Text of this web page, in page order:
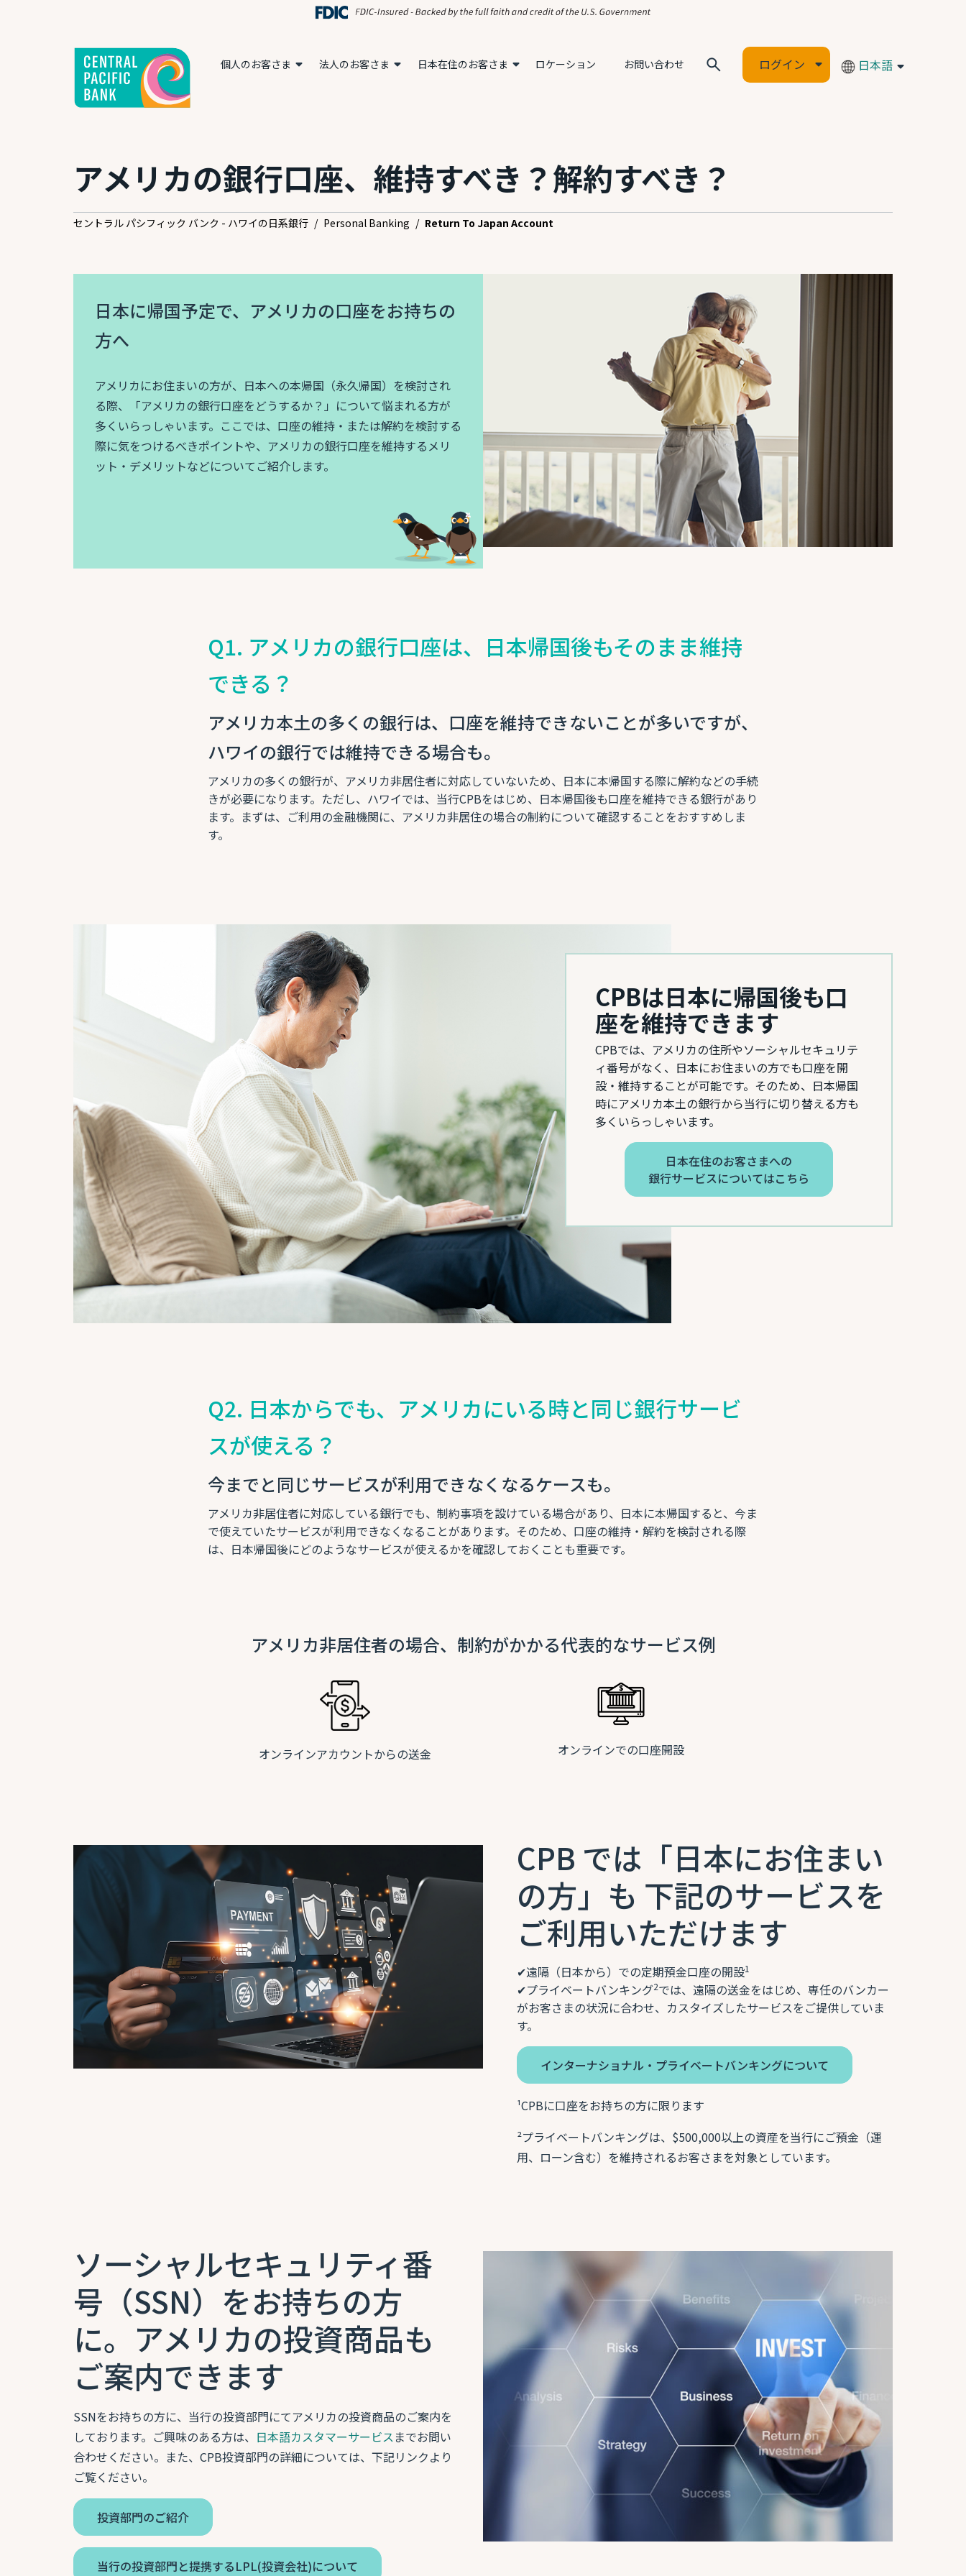
個人のお客さま 法人のお客さま 日本在住のお客さま ロケーション お問い合わせ ログイン 日本語
アメリカの銀行口座、維持すべき？解約すべき？
セントラル パシフィック バンク - ハワイの日系銀行 / Personal Banking / Return To Japan Account
日本に帰国予定で、アメリカの口座をお持ちの
方へ
アメリカにお住まいの方が、日本への本帰国（永久帰国）を検討され
る際、「アメリカの銀行口座をどうするか？」について悩まれる方が
多くいらっしゃいます。ここでは、口座の維持・または解約を検討する
際に気をつけるべきポイントや、アメリカの銀行口座を維持するメリ
ット・デメリットなどについてご紹介します。
Q1. アメリカの銀行口座は、日本帰国後もそのまま維持
できる？
アメリカ本土の多くの銀行は、口座を維持できないことが多いですが、
ハワイの銀行では維持できる場合も。
アメリカの多くの銀行が、アメリカ非居住者に対応していないため、日本に本帰国する際に解約などの手続
きが必要になります。ただし、ハワイでは、当行CPBをはじめ、日本帰国後も口座を維持できる銀行があり
ます。まずは、ご利用の金融機関に、アメリカ非居住の場合の制約について確認することをおすすめしま
す。
CPBは日本に帰国後も口
座を維持できます
CPBでは、アメリカの住所やソーシャルセキュリテ
ィ番号がなく、日本にお住まいの方でも口座を開
設・維持することが可能です。そのため、日本帰国
時にアメリカ本土の銀行から当行に切り替える方も
多くいらっしゃいます。
日本在住のお客さまへの
銀行サービスについてはこちら
Q2. 日本からでも、アメリカにいる時と同じ銀行サービ
スが使える？
今までと同じサービスが利用できなくなるケースも。
アメリカ非居住者に対応している銀行でも、制約事項を設けている場合があり、日本に本帰国すると、今ま
で使えていたサービスが利用できなくなることがあります。そのため、口座の維持・解約を検討される際
は、日本帰国後にどのようなサービスが使えるかを確認しておくことも重要です。
アメリカ非居住者の場合、制約がかかる代表的なサービス例
オンラインアカウントからの送金 オンラインでの口座開設
CPB では「日本にお住まい
の方」も 下記のサービスを
ご利用いただけます
✔遠隔（日本から）での定期預金口座の開設1
✔プライベートバンキング2では、遠隔の送金をはじめ、専任のバンカー
がお客さまの状況に合わせ、カスタイズしたサービスをご提供していま
す。
インターナショナル・プライベートバンキングについて
¹CPBに口座をお持ちの方に限ります
²プライベートバンキングは、$500,000以上の資産を当行にご預金（運
用、ローン含む）を維持されるお客さまを対象としています。
ソーシャルセキュリティ番
号（SSN）をお持ちの方
に。アメリカの投資商品も
ご案内できます
SSNをお持ちの方に、当行の投資部門にてアメリカの投資商品のご案内を
しております。ご興味のある方は、 日本語カスタマーサービスまでお問い
合わせください。また、CPB投資部門の詳細については、下記リンクより
ご覧ください。
投資部門のご紹介
当行の投資部門と提携するLPL(投資会社)について